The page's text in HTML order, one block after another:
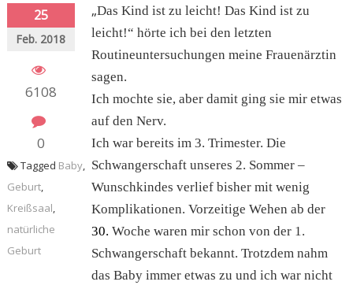
25
Feb. 2018
6108
0
„Das Kind ist zu leicht! Das Kind ist zu
leicht!“ hörte ich bei den letzten
Routineuntersuchungen meine Frauenärztin
sagen.
Ich mochte sie, aber damit ging sie mir etwas
auf den Nerv.
Ich war bereits im 3. Trimester. Die
Schwangerschaft unseres 2. Sommer –
Wunschkindes verlief bisher mit wenig
Komplikationen. Vorzeitige Wehen ab der
30. Woche waren mir schon von der 1.
Schwangerschaft bekannt. Trotzdem nahm
das Baby immer etwas zu und ich war nicht
Tagged Baby,
Geburt,
Kreißsaal,
natürliche
Geburt